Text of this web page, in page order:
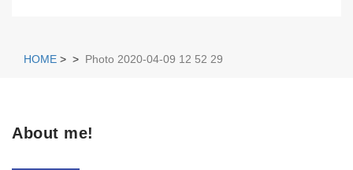
HOME > > Photo 2020-04-09 12 52 29
About me!